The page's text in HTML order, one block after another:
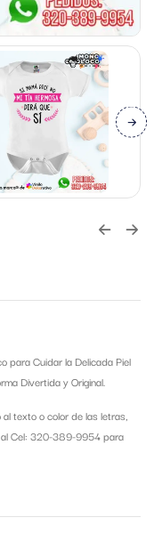
para Cuidar la Delicada Piel
Divertida y Original.
texto o color de las letras,
Cel: 320-389-9954 para